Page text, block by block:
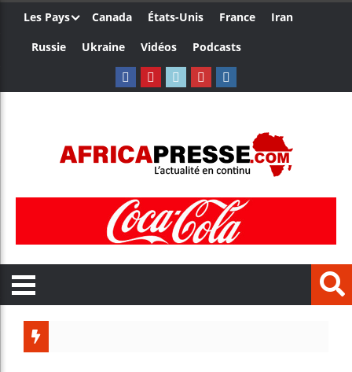
Les Pays Canada États-Unis France
Iran
Russie
Ukraine Vidéos Podcasts